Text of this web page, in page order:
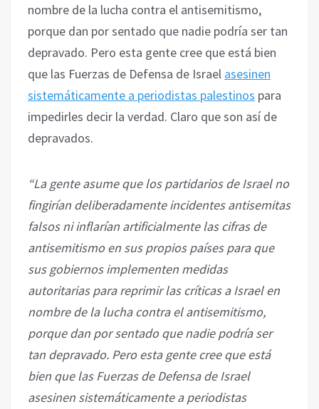
nombre de la lucha contra el antisemitismo,
porque dan por sentado que nadie podría ser tan
depravado. Pero esta gente cree que está bien
que las Fuerzas de Defensa de Israel asesinen
sistemáticamente a periodistas palestinos para
impedirles decir la verdad. Claro que son así de
depravados.
“La gente asume que los partidarios de Israel no
fingirían deliberadamente incidentes antisemitas
falsos ni inflarían artificialmente las cifras de
antisemitismo en sus propios países para que
sus gobiernos implementen medidas
autoritarias para reprimir las críticas a Israel en
nombre de la lucha contra el antisemitismo,
porque dan por sentado que nadie podría ser
tan depravado. Pero esta gente cree que está
bien que las Fuerzas de Defensa de Israel
asesinen sistemáticamente a periodistas